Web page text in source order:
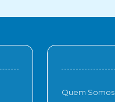
Quem Somos